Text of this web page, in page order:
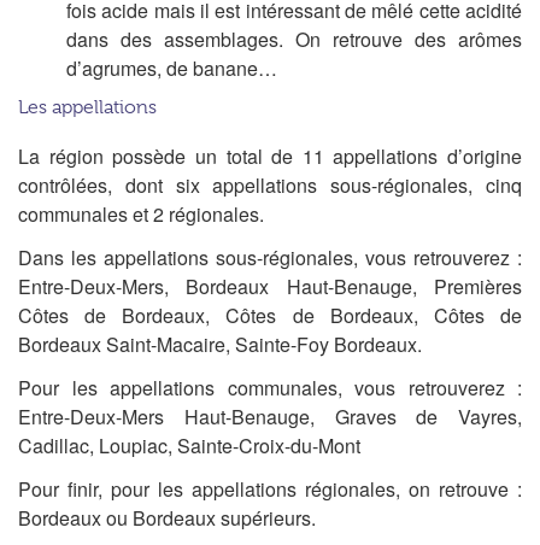
fois acide mais il est intéressant de mêlé cette acidité
dans des assemblages. On retrouve des arômes
d’agrumes, de banane…
Les appellations
La région possède un total de 11 appellations d’origine
contrôlées, dont six appellations sous-régionales, cinq
communales et 2 régionales.
Dans les appellations sous-régionales, vous retrouverez :
Entre-Deux-Mers, Bordeaux Haut-Benauge, Premières
Côtes de Bordeaux, Côtes de Bordeaux, Côtes de
Bordeaux Saint-Macaire, Sainte-Foy Bordeaux.
Pour les appellations communales, vous retrouverez :
Entre-Deux-Mers Haut-Benauge, Graves de Vayres,
Cadillac, Loupiac, Sainte-Croix-du-Mont
Pour finir, pour les appellations régionales, on retrouve :
Bordeaux ou Bordeaux supérieurs.